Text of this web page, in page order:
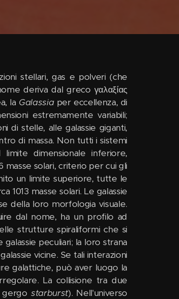
stellari, gas e polveri (che
deriva dal greco γαλαξίας
la Galassiaper eccellenza, di
estremamente variabili;
di stelle, alle galassie giganti,
di massa. Non tutti i sistemi
dimensionale inferiore,
masse solari, criterio per cui gli
un limite superiore, tutte le
1013 masse solari. Le galassie
della loro morfologia visuale.
dal nome, ha un profilo ad
strutture spiraliformi che si
peculiari; la loro strana
vicine. Se tali interazioni
galattiche, può aver luogo la
La collisione tra due
gergo starburst). Nell'universo